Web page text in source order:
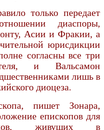
только передает
диаспоры,
Асии и Фракии, а
юрисдикции
согласны все три
и Вальсамон
лишь в
диоцеза.
пишет Зонара,
епископов для
живущих в